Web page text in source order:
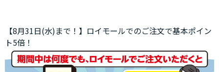
【8月31日(水)まで！】ロイモールでのご注文で基本ポイン
ト5倍！